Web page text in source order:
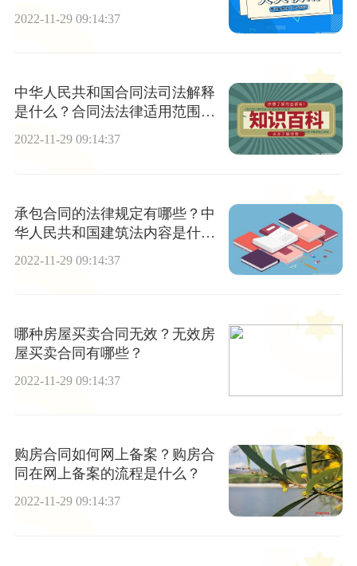
2022-11-29 09:14:37
中华人民共和国合同法司法解释
是什么？合同法法律适用范围是
什么？
2022-11-29 09:14:37
承包合同的法律规定有哪些？中
华人民共和国建筑法内容是什
2022-11-29 09:14:37
哪种房屋买卖合同无效？无效房
屋买卖合同有哪些？
2022-11-29 09:14:37
购房合同如何网上备案？购房合
同在网上备案的流程是什么？
2022-11-29 09:14:37